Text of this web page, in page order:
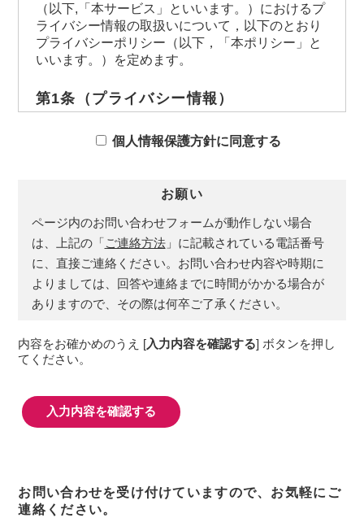
（以下,「本サービス」といいます。）におけるプ
ライバシー情報の取扱いについて，以下のとおり
プライバシーポリシー（以下，「本ポリシー」と
いいます。）を定めます。
第1条（プライバシー情報）
人情報保護法にいう「個人情報」を指すものと
号，連絡先その他の記述等により特定の個人を
プライバシー情報のうち「履歴情報および特性
情報」とは，上記に定める「個人情報」以外の
ものをいい，ご利用いただいたサービスやご購
入いただいた商品，ご覧になったページや広告
の履歴，ユーザーが検索された検索キーワー
ド，ご利用日時，ご利用の方法，ご利用環境，
ドレス，クッキー情報，位置情報，端末の個体
識別情報などを指します。
第２条（プライバシー情報の収集方法）
当社は，ユーザーが利用登録をする際に氏名，
ります。また，ユーザーと提携先などとの間で
なされたユーザーの個人情報を含む取引記録
個人情報保護方針に同意する
お願い
ページ内のお問い合わせフォームが動作しない場合
は、上記の「ご連絡方法」に記載されている電話番号
に、直接ご連絡ください。お問い合わせ内容や時期に
よりましては、回答や連絡までに時間がかかる場合が
ありますので、その際は何卒ご了承ください。
内容をお確かめのうえ [入力内容を確認する] ボタンを押し
てください。
お問い合わせを受け付けていますので、お気軽にご
連絡ください。